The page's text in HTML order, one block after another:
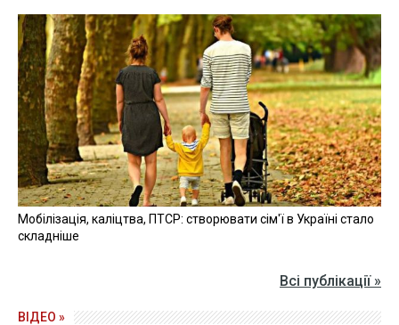
Мобілізація, каліцтва, ПТСР: створювати сім'ї в Україні стало
складніше
Всі публікації »
ВІДЕО »